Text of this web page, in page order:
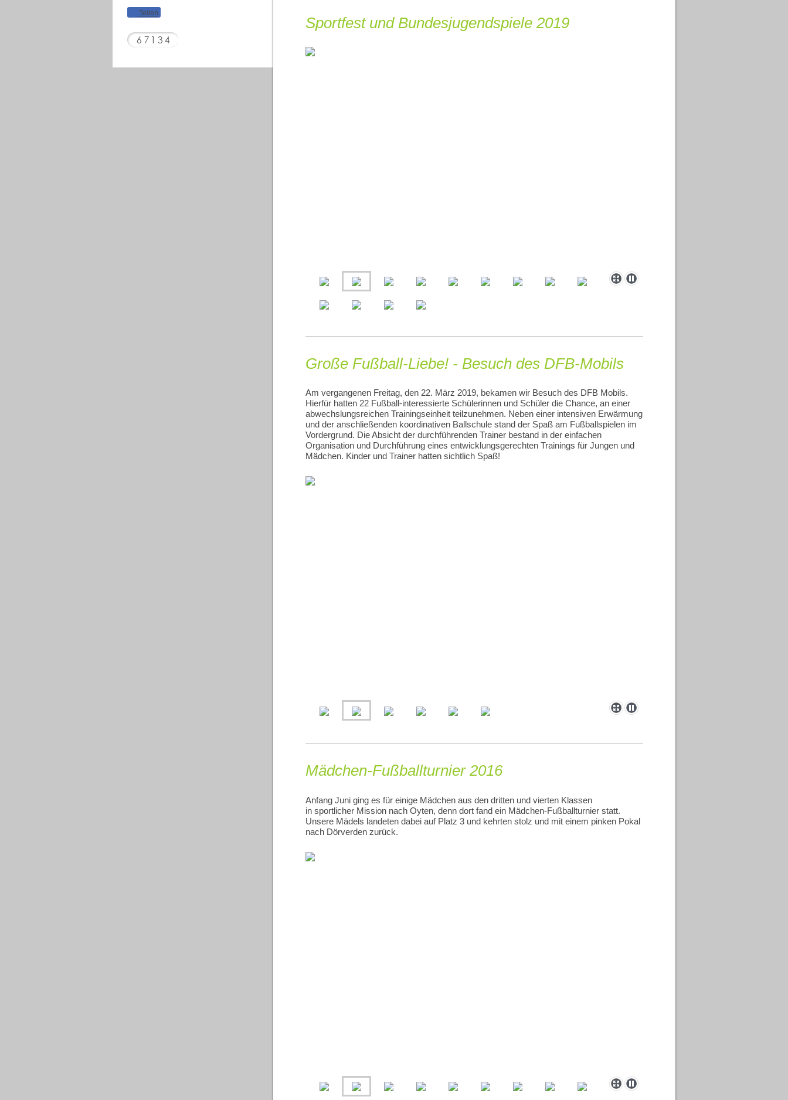
Sportfest und Bundesjugendspiele 2019
Große Fußball-Liebe! - Besuch des DFB-Mobils
Am vergangenen Freitag, den 22. März 2019, bekamen wir Besuch des DFB Mobils.
Hierfür hatten 22 Fußball-interessierte Schülerinnen und Schüler die Chance, an einer
abwechslungsreichen Trainingseinheit teilzunehmen. Neben einer intensiven Erwärmung
und der anschließenden koordinativen Ballschule stand der Spaß am Fußballspielen im
Vordergrund. Die Absicht der durchführenden Trainer bestand in der einfachen
Organisation und Durchführung eines entwicklungsgerechten Trainings für Jungen und
Mädchen. Kinder und Trainer hatten sichtlich Spaß!
Mädchen-Fußballturnier 2016
Anfang Juni ging es für einige Mädchen aus den dritten und vierten Klassen
in sportlicher Mission nach Oyten, denn dort fand ein Mädchen-Fußballturnier statt.
Unsere Mädels landeten dabei auf Platz 3 und kehrten stolz und mit einem pinken Pokal
nach Dörverden zurück.
Teilen